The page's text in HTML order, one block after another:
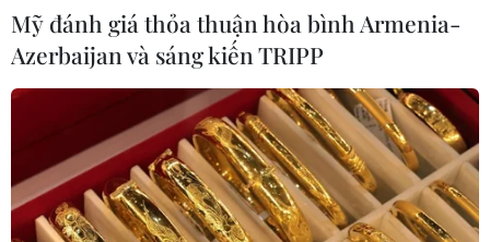
Mỹ đánh giá thỏa thuận hòa bình Armenia-
Azerbaijan và sáng kiến TRIPP